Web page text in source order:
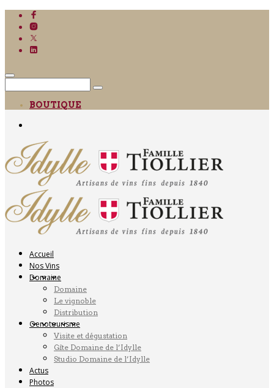
BOUTIQUE
Accueil
Nos Vins
Domaine
Domaine
Le vignoble
Distribution
Oenotourisme
Visite et dégustation
Gîte Domaine de l’Idylle
Studio Domaine de l’Idylle
Actus
Photos